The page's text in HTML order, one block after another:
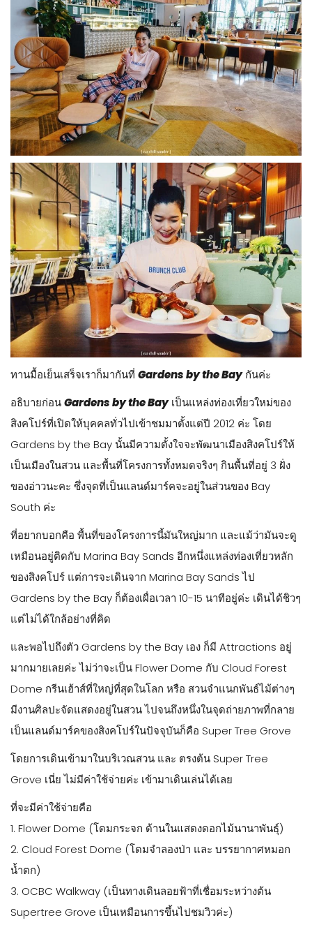
ทานมื้อเย็นเสร็จเราก็มากันที่ Gardens by the Bay กันค่ะ
อธิบายก่อนGardens by the Bayเป็นแหล่งท่องเที่ยวใหม่ของ
สิงคโปร์ที่เปิดให้บุคคลทั่วไปเข้าชมมาตั้งแต่ปี 2012 ค่ะ โดย
Gardens by the Bay นั้นมีความตั้งใจจะพัฒนาเมืองสิงคโปร์ให้
เป็นเมืองในสวน และพื้นที่โครงการทั้งหมดจริงๆ กินพื้นที่อยู่ 3 ฝั่ง
ของอ่าวนะคะ ซึ่งจุดที่เป็นแลนด์มาร์คจะอยู่ในส่วนของ Bay
South ค่ะ
ที่อยากบอกคือ พื้นที่ของโครงการนี้มันใหญ่มาก และแม้ว่ามันจะดู
เหมือนอยู่ติดกับ Marina Bay Sands อีกหนึ่งแหล่งท่องเที่ยวหลัก
ของสิงคโปร์ แต่การจะเดินจาก Marina Bay Sands ไป
Gardens by the Bay ก็ต้องเผื่อเวลา 10-15 นาทีอยู่ค่ะ เดินได้ชิวๆ
แต่ไม่ได้ใกล้อย่างที่คิด
และพอไปถึงตัว Gardens by the Bay เอง ก็มี Attractions อยู่
มากมายเลยค่ะ ไม่ว่าจะเป็น Flower Dome กับ Cloud Forest
Dome กรีนเฮ้าส์ที่ใหญ่ที่สุดในโลก หรือ สวนจำแนกพันธ์ไม้ต่างๆ
มีงานศิลปะจัดแสดงอยู่ในสวน ไปจนถึงหนึ่งในจุดถ่ายภาพที่กลาย
เป็นแลนด์มาร์คของสิงคโปร์ในปัจจุบันก็คือ Super Tree Grove
โดยการเดินเข้ามาในบริเวณสวน และ ตรงต้น Super Tree
Grove เนี่ย ไม่มีค่าใช้จ่ายค่ะ เข้ามาเดินเล่นได้เลย
ที่จะมีค่าใช้จ่ายคือ
1. Flower Dome (โดมกระจก ด้านในแสดงดอกไม้นานาพันธุ์)
2. Cloud Forest Dome (โดมจำลองป่า และ บรรยากาศหมอก
น้ำตก)
3. OCBC Walkway (เป็นทางเดินลอยฟ้าที่เชื่อมระหว่างต้น
Supertree Grove เป็นเหมือนการขึ้นไปชมวิวค่ะ)